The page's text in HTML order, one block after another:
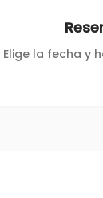
Elige la fecha y